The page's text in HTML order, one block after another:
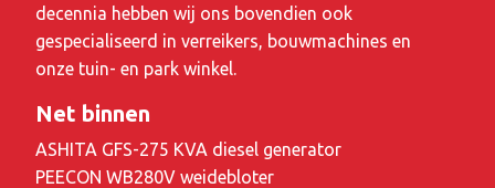
decennia hebben wij ons bovendien ook
gespecialiseerd in verreikers, bouwmachines en
onze tuin- en park winkel.
Net binnen
ASHITA GFS-275 KVA diesel generator
PEECON WB280V weidebloter